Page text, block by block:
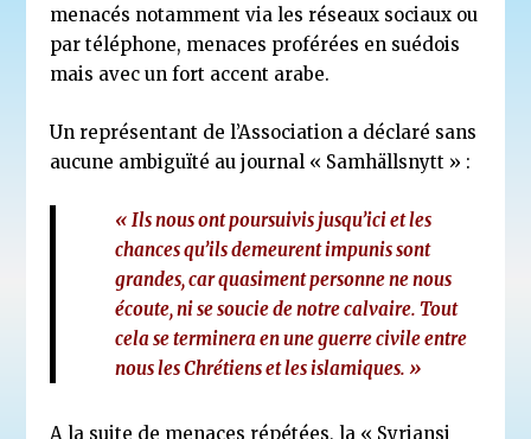
menacés notamment via les réseaux sociaux ou
par téléphone, menaces proférées en suédois
mais avec un fort accent arabe.
Un représentant de l’Association a déclaré sans
aucune ambiguïté au journal « Samhällsnytt » :
« Ils nous ont poursuivis jusqu’ici et les
chances qu’ils demeurent impunis sont
grandes, car quasiment personne ne nous
écoute, ni se soucie de notre calvaire. Tout
cela se terminera en une guerre civile entre
nous les Chrétiens et les islamiques. »
A la suite de menaces répétées, la « Syriansi